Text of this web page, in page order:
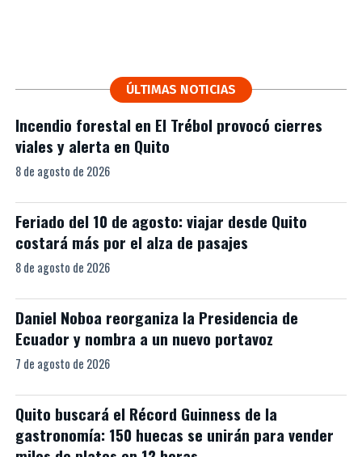
ÚLTIMAS NOTICIAS
Incendio forestal en El Trébol provocó cierres
viales y alerta en Quito
8 de agosto de 2026
Feriado del 10 de agosto: viajar desde Quito
costará más por el alza de pasajes
8 de agosto de 2026
Daniel Noboa reorganiza la Presidencia de
Ecuador y nombra a un nuevo portavoz
7 de agosto de 2026
Quito buscará el Récord Guinness de la
gastronomía: 150 huecas se unirán para vender